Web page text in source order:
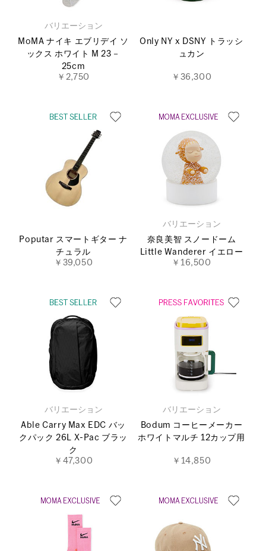
バリエーション
MoMA ナイキ エブリデイ ソ
ックス ホワイト M 23－
25cm
￥2,750
Only NY x DSNY トラッシ
ュカン
￥36,300
Poputar スマートギター ナ
チュラル
￥39,050
バリエーション
奈良美智 スノードーム
Little Wanderer イエロー
￥16,500
バリエーション
Able Carry Max EDC バッ
クパック 26L X-Pac ブラッ
ク
￥47,300
バリエーション
Bodum コーヒーメーカー
ホワイトマルチ 12カップ用
￥14,850